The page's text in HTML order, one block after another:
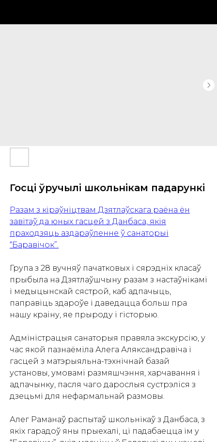
Госці ўручылі школьнікам падарункі
Разам з кіраўніцтвам Дзятлаўскага раёна ён
завітаў да юных гасцей з Данбаса, якія
праходзяць аздараўленне ў санаторыі
“Баравічок”.
Група з 28 вучняў пачатковых і сярэдніх класаў
прыбыла на Дзятлаўшчыну разам з настаўнікамі
і медыцынскай сястрой, каб адпачыць,
паправіць здароўе і даведацца больш пра
нашу краіну, яе прыроду і гісторыю.
Адміністрацыя санаторыя правяла экскурсію, у
час якой пазнаёміла Алега Аляксандравіча і
гасцей з матэрыяльна-тэхнічнай базай
установы, умовамі размяшчэння, харчавання і
адпачынку, пасля чаго дарослыя сустрэліся з
дзецьмі для нефармальнай размовы.
Алег Раманаў распытаў школьнікаў з Данбаса, з
якіх гарадоў яны прыехалі, ці падабаецца ім у